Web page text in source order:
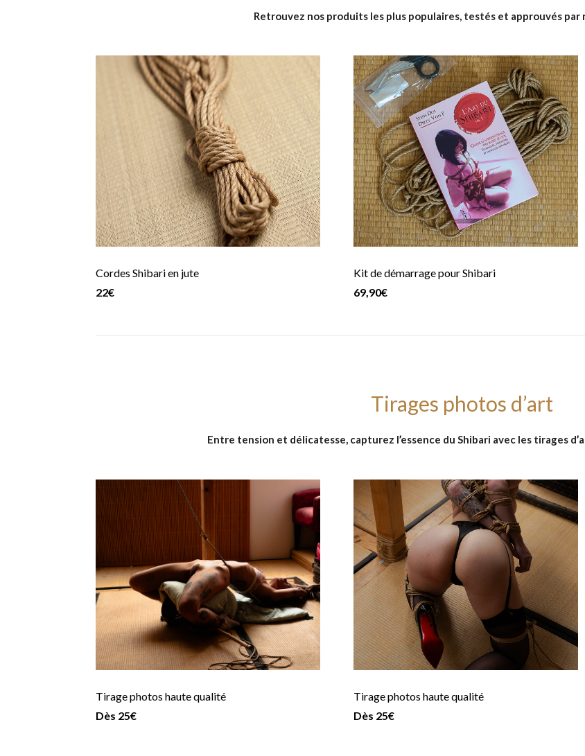
Retrouvez nos produits les plus populaires, testés et approuvés par
Cordes Shibari en jute
22€
Kit de démarrage pour Shibari
69,90€
Tirages photos d’art
Entre tension et délicatesse, capturez l’essence du Shibari avec les tirages
Tirage photos haute qualité
Dès 25€
Tirage photos haute qualité
Dès 25€